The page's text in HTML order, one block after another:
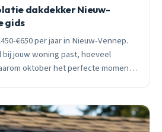
dakdekker Nieuw-
gids
€650 per jaar in Nieuw-Vennep.
jouw woning past, hoeveel
oktober het perfecte moment